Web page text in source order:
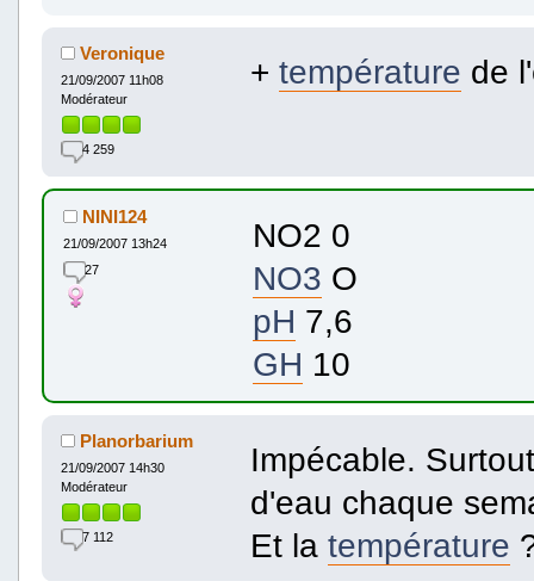
Veronique
21/09/2007 11h08
Modérateur
4 259
+ température de
NINI124
21/09/2007 13h24
27
NO2 0
NO3 O
pH 7,6
GH 10
Planorbarium
21/09/2007 14h30
Modérateur
7 112
Impécable.
d'eau chaque
Et la température